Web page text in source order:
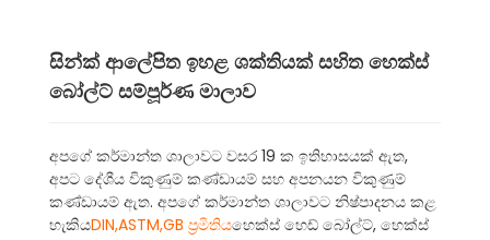
සින්ක් ආලේපිත ඉහළ ශක්තියක් සහිත හෙක්ස්
බෝල්ට් සම්පූර්ණ මාලාව
අපගේ කර්මාන්ත ශාලාවට වසර 19 ක ඉතිහාසයක් ඇත,
අපට දේශීය විකුණුම් කණ්ඩායම් සහ අපනයන විකුණුම්
කණ්ඩායම් ඇත. අපගේ කර්මාන්ත ශාලාවට නිෂ්පාදනය කළ
හැකියDIN,ASTM,GB ප්‍රමිතියහෙක්ස් හෙඩ් බෝල්ට්, හෙක්ස්